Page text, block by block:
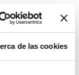
de las cookies